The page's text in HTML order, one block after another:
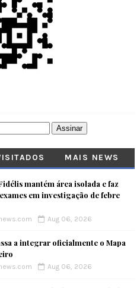
MAIS NEWS
mantém área isolada e faz
em investigação de febre
Aug 06, 2026
a integrar oficialmente o Mapa
Aug 06, 2026